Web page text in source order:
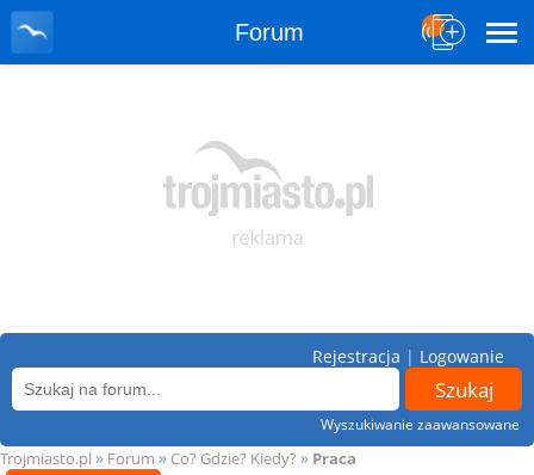
Forum
Wyszukiwanie zaawansowane
Rejestracja | Logowanie
Trojmiasto.pl » Forum » Co? Gdzie? Kiedy? » Praca